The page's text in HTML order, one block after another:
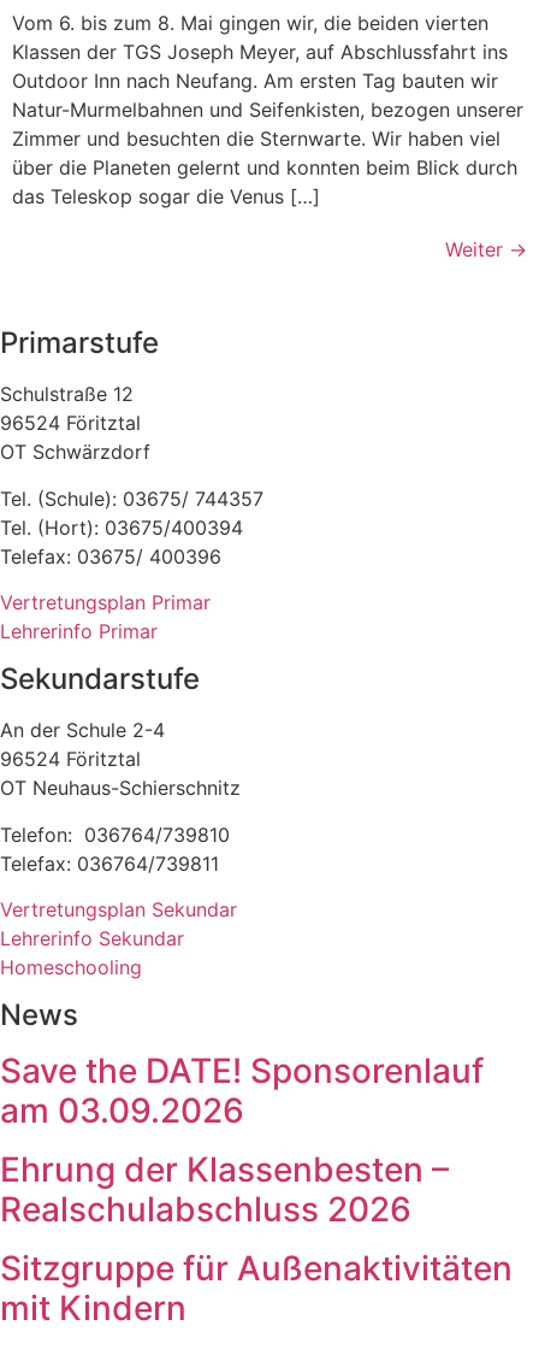
Vom 6. bis zum 8. Mai gingen wir, die beiden vierten
Klassen der TGS Joseph Meyer, auf Abschlussfahrt ins
Outdoor Inn nach Neufang. Am ersten Tag bauten wir
Natur-Murmelbahnen und Seifenkisten, bezogen unserer
Zimmer und besuchten die Sternwarte. Wir haben viel
über die Planeten gelernt und konnten beim Blick durch
das Teleskop sogar die Venus […]
Weiter →
Primarstufe
Schulstraße 12
96524 Föritztal
OT Schwärzdorf
Tel. (Schule): 03675/ 744357
Tel. (Hort): 03675/400394
Telefax: 03675/ 400396
Vertretungsplan Primar
Lehrerinfo Primar
Sekundarstufe
An der Schule 2-4
96524 Föritztal
OT Neuhaus-Schierschnitz
Telefon: 036764/739810
Telefax: 036764/739811
Vertretungsplan Sekundar
Lehrerinfo Sekundar
Homeschooling
News
Save the DATE! Sponsorenlauf
am 03.09.2026
Ehrung der Klassenbesten –
Realschulabschluss 2026
Sitzgruppe für Außenaktivitäten
mit Kindern